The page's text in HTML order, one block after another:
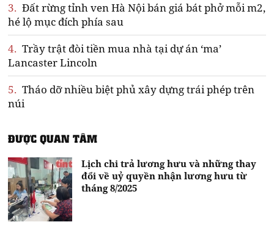
3. Đất rừng tỉnh ven Hà Nội bán giá bát phở mỗi m2,
hé lộ mục đích phía sau
4. Trầy trật đòi tiền mua nhà tại dự án ‘ma’
Lancaster Lincoln
5. Tháo dỡ nhiều biệt phủ xây dựng trái phép trên
núi
ĐƯỢC QUAN TÂM
Lịch chi trả lương hưu và những thay
đổi về uỷ quyền nhận lương hưu từ
tháng 8/2025